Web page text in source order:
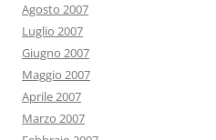
Agosto 2007
Luglio 2007
Giugno 2007
Maggio 2007
Aprile 2007
Marzo 2007